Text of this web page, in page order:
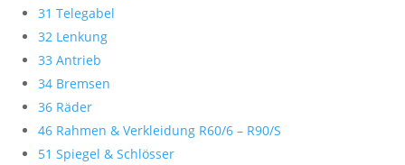
31 Telegabel
32 Lenkung
33 Antrieb
34 Bremsen
36 Räder
46 Rahmen & Verkleidung R60/6 – R90/S
51 Spiegel & Schlösser